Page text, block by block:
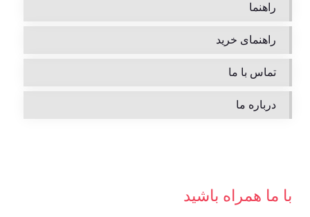
راهنما
راهنمای خرید
تماس با ما
درباره ما
با ما همراه باشید